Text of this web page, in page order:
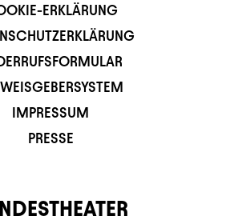
ERKLÄRUNG
IMPRESSUM
PRESSE